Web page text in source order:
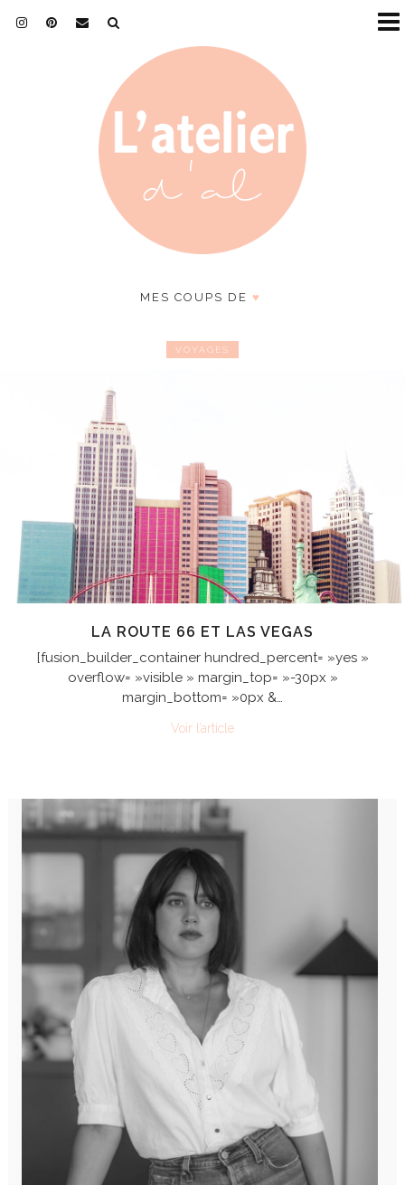
MES COUPS DE ♥
VOYAGES
LA ROUTE 66 ET LAS VEGAS
[fusion_builder_container hundred_percent= »yes »
overflow= »visible » margin_top= »-30px »
margin_bottom= »0px &…
Voir l’article